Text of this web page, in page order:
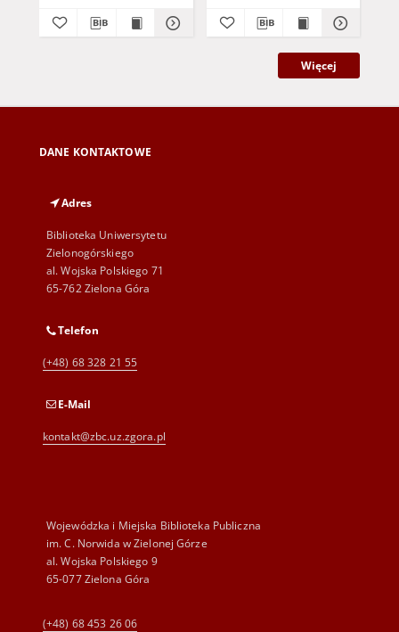
Więcej
DANE KONTAKTOWE
Adres
Biblioteka Uniwersytetu
Zielonogórskiego
al. Wojska Polskiego 71
65-762 Zielona Góra
Telefon
(+48) 68 328 21 55
E-Mail
kontakt@zbc.uz.zgora.pl
Wojewódzka i Miejska Biblioteka Publiczna
im. C. Norwida w Zielonej Górze
al. Wojska Polskiego 9
65-077 Zielona Góra
(+48) 68 453 26 06